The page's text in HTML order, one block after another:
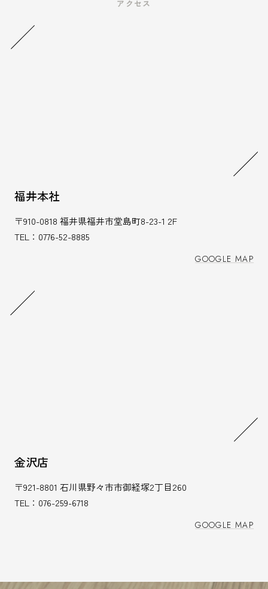
SUSTAINAの家
FEATURE
お問い合わせフォーム
アクセス
福井本社
〒910-0818 福井県福井市堂島町8-23-1 2F
TEL：0776-52-8885
GOOGLE MAP
金沢店
〒921-8801 石川県野々市市御経塚2丁目260
TEL：076-259-6718
GOOGLE MAP